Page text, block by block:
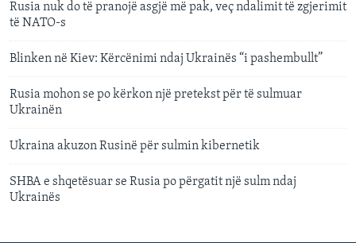
Rusia nuk do të pranojë asgjë më pak, veç ndalimit të zgjerimit
të NATO-s
Blinken në Kiev: Kërcënimi ndaj Ukrainës “i pashembullt”
Rusia mohon se po kërkon një pretekst për të sulmuar
Ukrainën
Ukraina akuzon Rusinë për sulmin kibernetik
SHBA e shqetësuar se Rusia po përgatit një sulm ndaj
Ukrainës